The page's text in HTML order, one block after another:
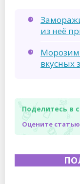
из неё
Морозим
вкусных
Поделитесь в
Оцените